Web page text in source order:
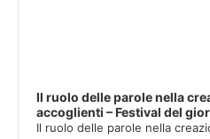
Il ruolo delle parole nella
accoglienti – Festival del
Il ruolo delle parole nella